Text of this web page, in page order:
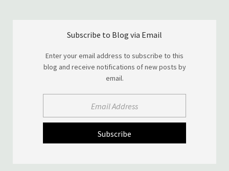
Subscribe to Blog via Email
Enter your email address to subscribe to this
blog and receive notifications of new posts by
email.